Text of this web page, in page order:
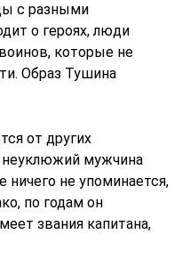
с разными
о героях, люди
которые не
Образ Тушина
от других
неуклюжий мужчина
ничего не упоминается,
по годам он
звания капитана,